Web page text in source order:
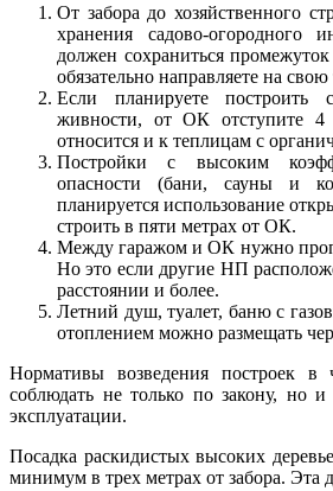
От забора до хозяйственного
хранения садово-огородного
должен сохраниться
обязательно направляете на
Если планируете построить
живности, от ОК отступите
относится и к теплицам с
Постройки с высоким
опасности (бани, сауны и
планируется использование
строить в пяти метрах от ОК.
Между гаражом и ОК нужно
Но это если другие НП
расстоянии и более.
Летний душ, туалет, баню с
отоплением можно размещать
Нормативы возведения построек в
соблюдать не только по закону, но
эксплуатации.
Посадка раскидистых высоких
минимум в трех метрах от забора. Эта